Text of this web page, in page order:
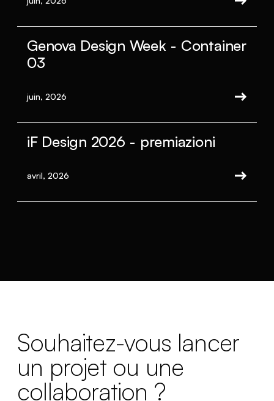
Genova Design Week - Container
03
juin, 2026
iF Design 2026 - premiazioni
avril, 2026
Souhaitez-vous lancer
un projet ou une
collaboration ?